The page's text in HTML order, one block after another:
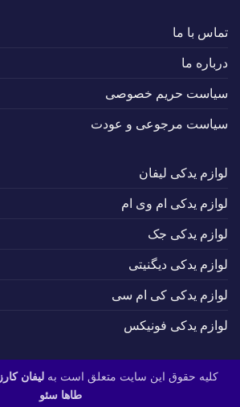
تماس با ما
درباره ما
سیاست حریم خصوصی
سیاست مرجوعی و عودت
لوازم یدکی لیفان
لوازم یدکی ام وی ام
لوازم یدکی جک
لوازم یدکی دیگنیتی
لوازم یدکی کی ام سی
لوازم یدکی فونیکس
کلیه حقوق این سایت متعلق است بهلیفان کارز
طاها سئو